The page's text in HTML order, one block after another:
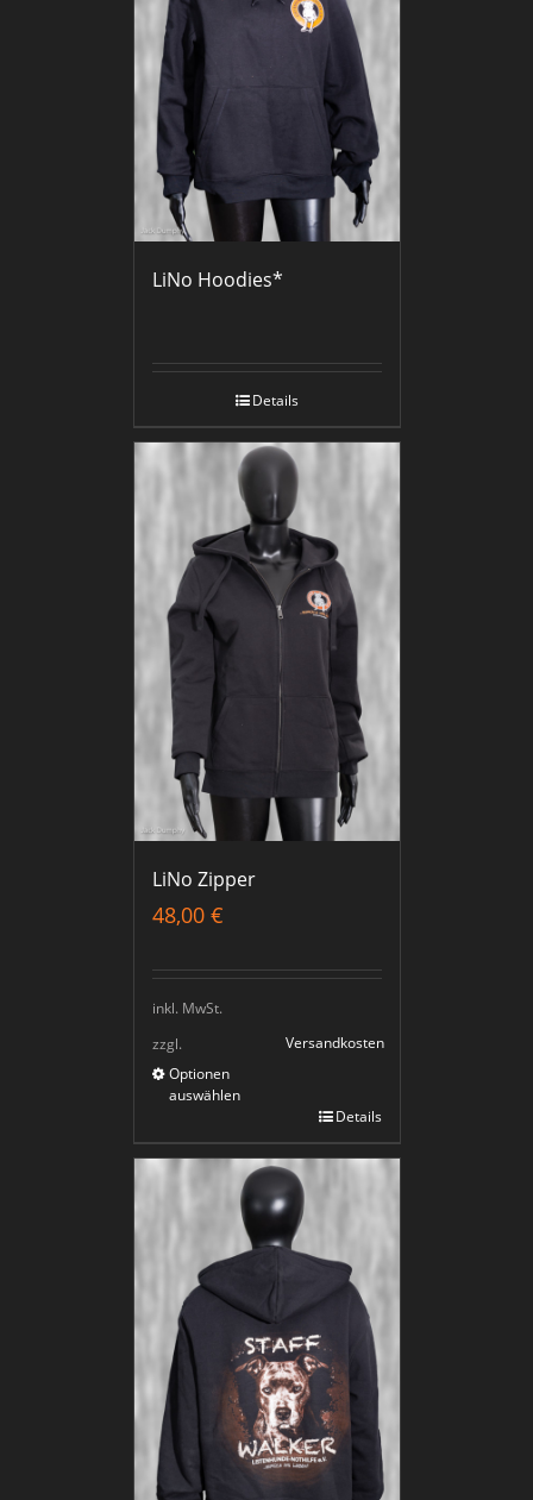
LiNo Hoodies*
Details
LiNo Zipper
48,00 €
inkl. MwSt.
zzgl.
Versandkosten
Optionen
auswählen
Details